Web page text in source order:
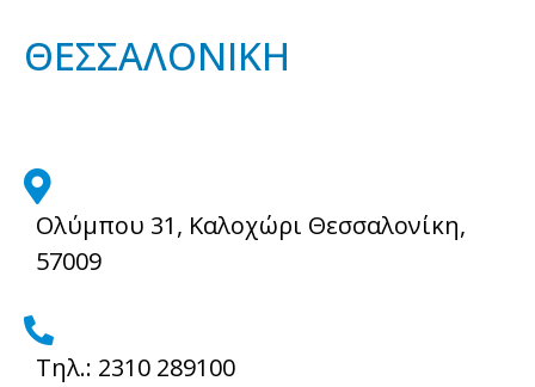
ΘΕΣΣΑΛΟΝΙΚΗ
fas
fa-
map-
Ολύμπου 31, Καλοχώρι Θεσσαλονίκη,
57009
fas
fa-
Τηλ.: 2310 289100